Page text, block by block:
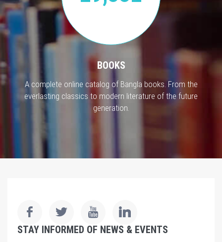
BOOKS
A complete online catalog of Bangla books. From the
everlasting classics to modern literature of the future
generation.
STAY INFORMED OF NEWS & EVENTS